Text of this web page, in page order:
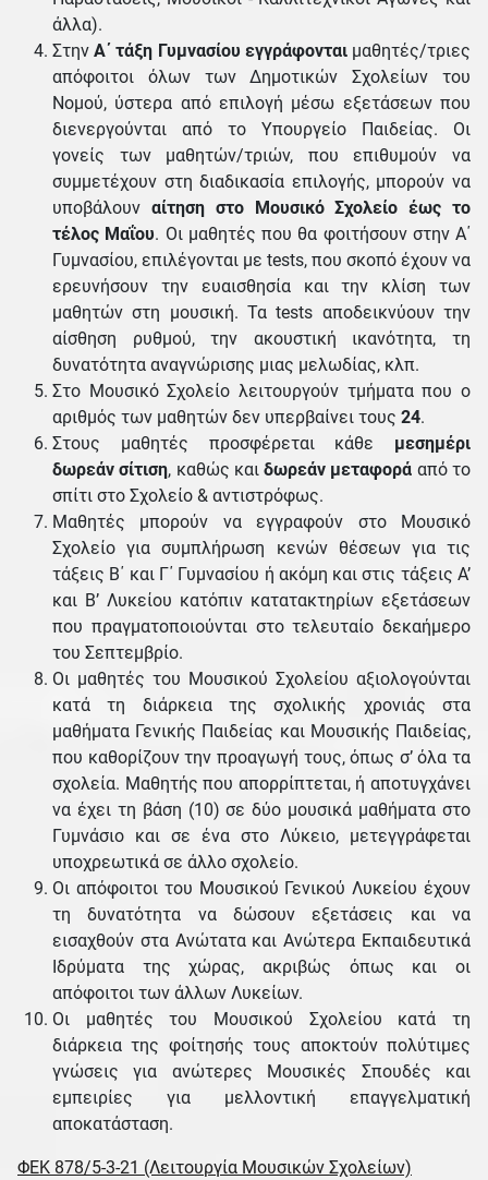
άλλα).
ΣτηνΑ΄ τάξη Γυμνασίου εγγράφονταιμαθητές/τριες
απόφοιτοι όλων των Δημοτικών Σχολείων του
Νομού, ύστερα από επιλογή μέσω εξετάσεων που
διενεργούνται από το Υπουργείο Παιδείας. Οι
γονείς των μαθητών/τριών, που επιθυμούν να
συμμετέχουν στη διαδικασία επιλογής, μπορούν να
υποβάλουν αίτηση στο Μουσικό Σχολείο έως το
τέλος Μαΐου. Οι μαθητές που θα φοιτήσουν στην Α΄
Γυμνασίου, επιλέγονται με tests, που σκοπό έχουν να
ερευνήσουν την ευαισθησία και την κλίση των
μαθητών στη μουσική. Τα tests αποδεικνύουν την
αίσθηση ρυθμού, την ακουστική ικανότητα, τη
δυνατότητα αναγνώρισης μιας μελωδίας, κλπ.
Στο Μουσικό Σχολείο λειτουργούν τμήματα που ο
αριθμός των μαθητών δεν υπερβαίνει τους 24.
Στους μαθητές προσφέρεται κάθε μεσημέρι
δωρεάν σίτιση, καθώς καιδωρεάν μεταφορά από το
σπίτι στο Σχολείο & αντιστρόφως.
Μαθητές μπορούν να εγγραφούν στο Μουσικό
Σχολείο για συμπλήρωση κενών θέσεων για τις
τάξεις Β΄ και Γ΄ Γυμνασίου ή ακόμη και στις τάξεις Α’
και Β’ Λυκείου κατόπιν κατατακτηρίων εξετάσεων
που πραγματοποιούνται στο τελευταίο δεκαήμερο
του Σεπτεμβρίο.
Οι μαθητές του Μουσικού Σχολείου αξιολογούνται
κατά τη διάρκεια της σχολικής χρονιάς στα
μαθήματα Γενικής Παιδείας και Μουσικής Παιδείας,
που καθορίζουν την προαγωγή τους, όπως σ’ όλα τα
σχολεία. Μαθητής που απορρίπτεται, ή αποτυγχάνει
να έχει τη βάση (10) σε δύο μουσικά μαθήματα στο
Γυμνάσιο και σε ένα στο Λύκειο, μετεγγράφεται
υποχρεωτικά σε άλλο σχολείο.
Οι απόφοιτοι του Μουσικού Γενικού Λυκείου έχουν
τη δυνατότητα να δώσουν εξετάσεις και να
εισαχθούν στα Ανώτατα και Ανώτερα Εκπαιδευτικά
Ιδρύματα της χώρας, ακριβώς όπως και οι
απόφοιτοι των άλλων Λυκείων.
Οι μαθητές του Μουσικού Σχολείου κατά τη
διάρκεια της φοίτησής τους αποκτούν πολύτιμες
γνώσεις για ανώτερες Μουσικές Σπουδές και
εμπειρίες για μελλοντική επαγγελματική
αποκατάσταση.
ΦΕΚ 878/5-3-21 (Λειτουργία Μουσικών Σχολείων)